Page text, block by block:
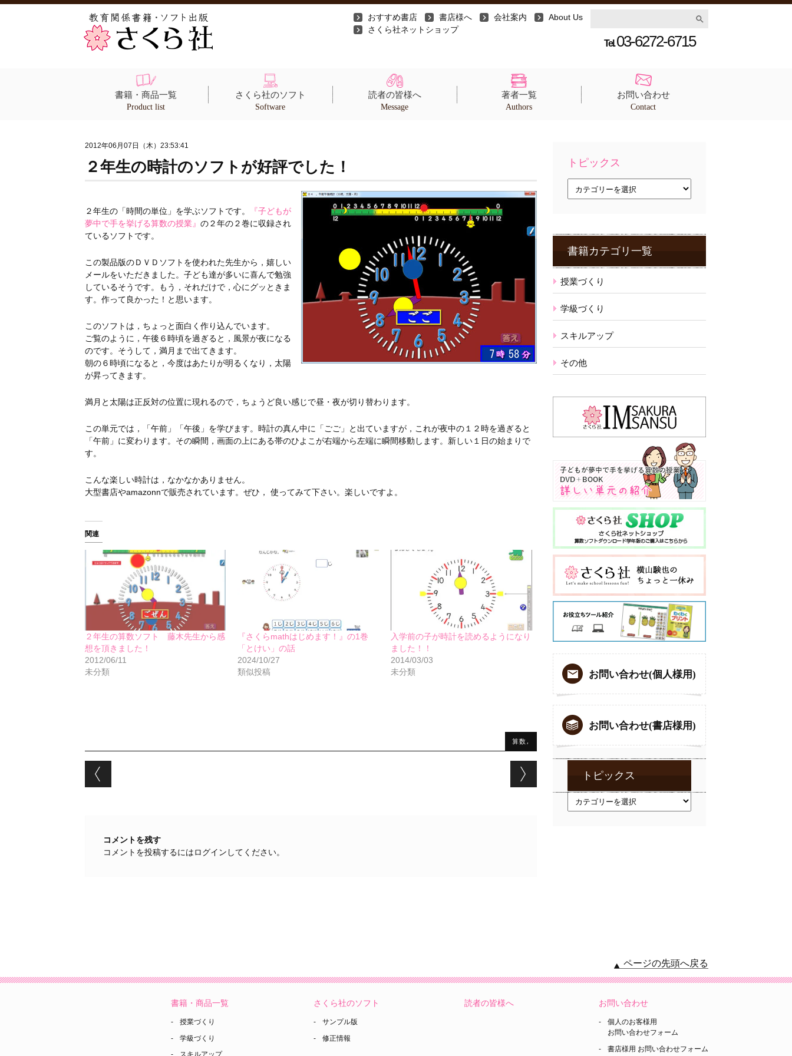
おすすめ書店 書店様へ 会社案内
About Us
さくら社ネットショップ
Tel. 03-6272-6715
書籍・商品一覧
Product list
さくら社のソフト
Software
読者の皆様へ
Message
著者一覧
Authors
お問い合わせ
Contact
2012年06月07日（木）23:53:41
２年生の時計のソフトが好評でした！
２年生の「時間の単位」を学ぶソフトです。
『子どもが
夢中で手を挙げる算数の授業』 の２年の２巻に収録され
ているソフトです。
この製品版のＤＶＤソフトを使われた先生から，嬉しい
メールをいただきました。子ども達が多いに喜んで勉強
しているそうです。もう，それだけで，心にグッときま
す。作って良かった！と思います。
このソフトは，ちょっと面白く作り込んでいます。
ご覧のように，午後６時頃を過ぎると，風景が夜になる
のです。そうして，満月まで出てきます。
朝の６時頃になると，今度はあたりが明るくなり，太陽
が昇ってきます。
満月と太陽は正反対の位置に現れるので，ちょうど良い感じで昼・夜が切り替わります。
この単元では，「午前」「午後」を学びます。時計の真ん中に「ごご」と出ていますが，これが夜中の１２時を過ぎると
「午前」に変わります。その瞬間，画面の上にある帯のひよこが右端から左端に瞬間移動します。新しい１日の始まりで
す。
こんな楽しい時計は，なかなかありません。
大型書店やamazonnで販売されています。ぜひ， 使ってみて下さい。楽しいですよ。
関連
２年生の算数ソフト 藤木先生から感
想を頂きました！
2012/06/11
未分類
『さくらmathはじめます！』の1巻
「とけい」の話
2024/10/27
類似投稿
入学前の子が時計を読めるようになり
ました！！
2014/03/03
未分類
算数,
Post navigation
コメントを残す
コメントを投稿するにはログイン してください。
トピックス
ス
書籍カテゴリ一覧
授業づくり
学級づくり
スキルアップ
その他
お問い合わせ(個人様用)
お問い合わせ(書店様用)
トピックス
ページの先頭へ戻る
書籍・商品一覧
授業づくり
学級づくり
スキルアップ
さくら社のソフト
サンプル版
修正情報
読者の皆様へ お問い合わせ
個人のお客様用
お問い合わせフォーム
書店様用 お問い合わせフォーム